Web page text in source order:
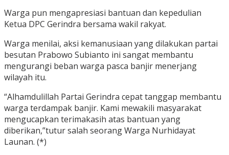
Warga pun mengapresiasi bantuan dan kepedulian
Ketua DPC Gerindra bersama wakil rakyat.
Warga menilai, aksi kemanusiaan yang dilakukan partai
besutan Prabowo Subianto ini sangat membantu
mengurangi beban warga pasca banjir menerjang
wilayah itu.
“Alhamdulillah Partai Gerindra cepat tanggap membantu
warga terdampak banjir. Kami mewakili masyarakat
mengucapkan terimakasih atas bantuan yang
diberikan,”tutur salah seorang Warga Nurhidayat
Launan. (*)